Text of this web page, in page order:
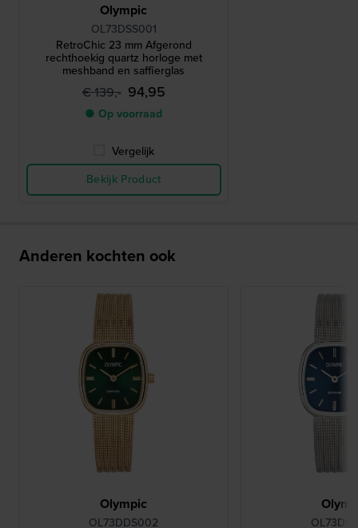
Olympic
OL73DSS001
RetroChic 23 mm Afgerond
rechthoekig quartz horloge met
meshband en saffierglas
€ 139,- 94,95
● Op voorraad
Vergelijk
Bekijk Product
Anderen kochten ook
Olympic
OL73DDS002